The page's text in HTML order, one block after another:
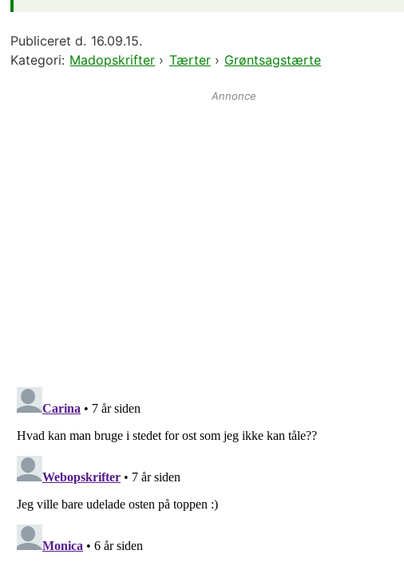
Publiceret d. 16.09.15.
Kategori: Madopskrifter › Tærter› Grøntsagstærte
Annonce